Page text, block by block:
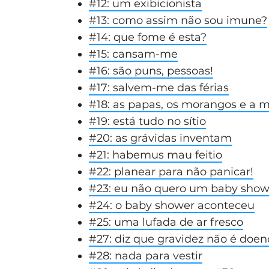
#12: um exibicionista
#13: como assim não sou imune?
#14: que fome é esta?
#15: cansam-me
#16: são puns, pessoas!
#17: salvem-me das férias
#18: as papas, os morangos e a
#19: está tudo no sítio
#20: as grávidas inventam
#21: habemus mau feitio
#22: planear para não panicar!
#23: eu não quero um baby
#24: o baby shower aconteceu
#25: uma lufada de ar fresco
#27: diz que gravidez não é
#28: nada para vestir